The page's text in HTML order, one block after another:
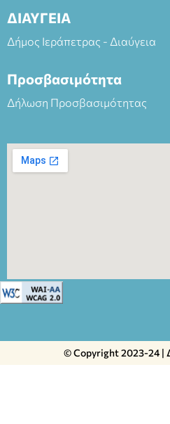
ΔΙΑΥΓΕΙΑ
Δήμος Ιεράπετρας - Διαύγεια
Προσβασιμότητα
Δήλωση Προσβασιμότητας
© Copyright 2023-24 |